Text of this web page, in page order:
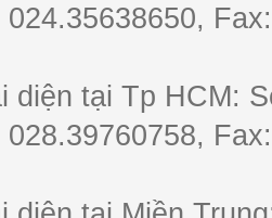
diện tại Tp HCM: